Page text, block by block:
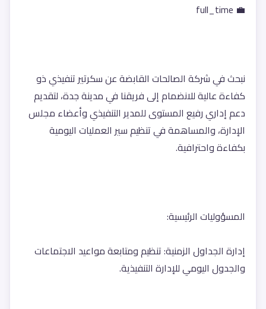
💼 full_time
بكفاءة واحترافية.
المسؤوليات الرئيسية:
والجدول اليومي للإدارة التنفيذية.